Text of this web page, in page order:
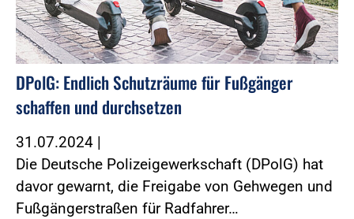
DPolG: Endlich Schutzräume für Fußgänger
schaffen und durchsetzen
31.07.2024 |
Die Deutsche Polizeigewerkschaft (DPolG) hat
davor gewarnt, die Freigabe von Gehwegen und
Fußgängerstraßen für Radfahrer…